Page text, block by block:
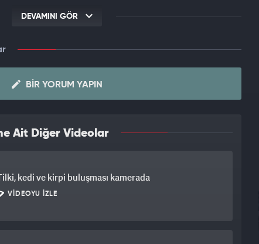
DEVAMINI GÖR
BIR YORUM YAPIN
Ait Diğer Videolar
kedi ve kirpi buluşması kamerada
VIDEOYU İZLE